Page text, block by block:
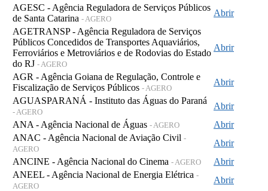
AGESC - Agência Reguladora de Serviços Públicos
de Santa Catarina - AGERO
Abrir
AGETRANSP - Agência Reguladora de Serviços
Públicos Concedidos de Transportes Aquaviários,
Ferroviários e Metroviários e de Rodovias do Estado
do RJ - AGERO
Abrir
AGR - Agência Goiana de Regulação, Controle e
Fiscalização de Serviços Públicos - AGERO
Abrir
AGUASPARANÁ - Instituto das Águas do Paraná
- AGERO
Abrir
ANA - Agência Nacional de Águas - AGERO
Abrir
ANAC - Agência Nacional de Aviação Civil -
AGERO
Abrir
ANCINE - Agência Nacional do Cinema - AGERO
Abrir
ANEEL - Agência Nacional de Energia Elétrica -
AGERO
Abrir